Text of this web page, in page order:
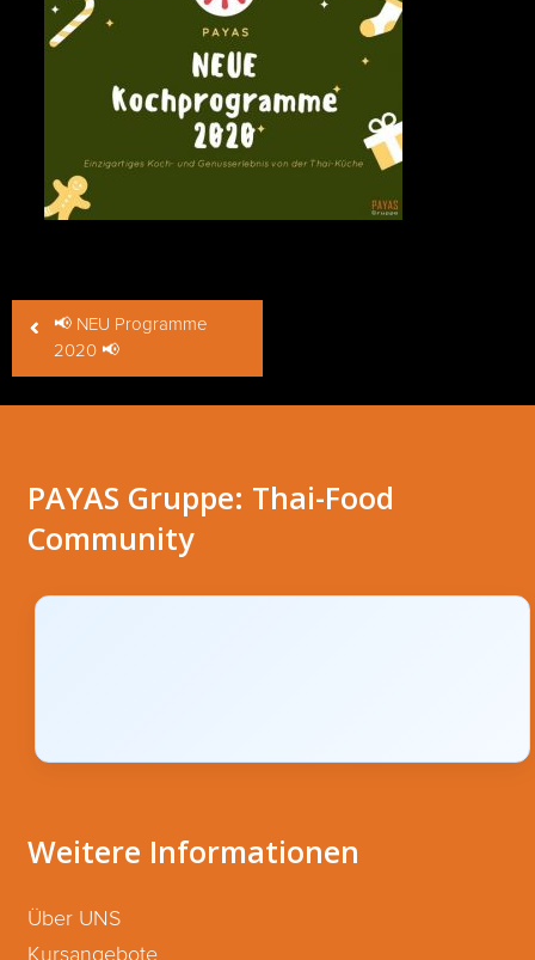
Beitragsnavigation
📢 NEU Programme
2020 📢
PAYAS Gruppe: Thai-Food
Community
Weitere Informationen
Über UNS
Kursangebote